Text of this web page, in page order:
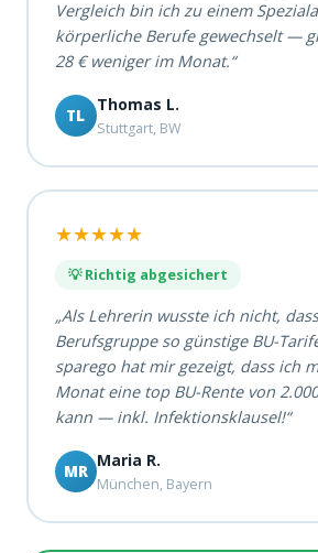
Vergleich bin ich zu einem
körperliche Berufe gewechselt —
28 € weniger im Monat.“
TL
Thomas L.
Stuttgart, BW
★★★★★
💡 Richtig abgesichert
„Als Lehrerin wusste ich nicht,
Berufsgruppe so günstige BU-
sparego hat mir gezeigt, dass ich
Monat eine top BU-Rente von
kann — inkl. Infektionsklausel!“
MR
Maria R.
München, Bayern